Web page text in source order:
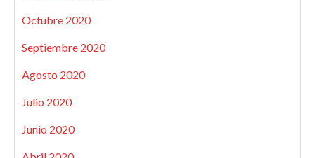
Octubre 2020
Septiembre 2020
Agosto 2020
Julio 2020
Junio 2020